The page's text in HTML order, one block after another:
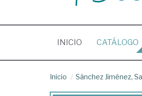
INICIO (CURRENT)
CATÁLOGO
Inicio Sánchez Jiménez,